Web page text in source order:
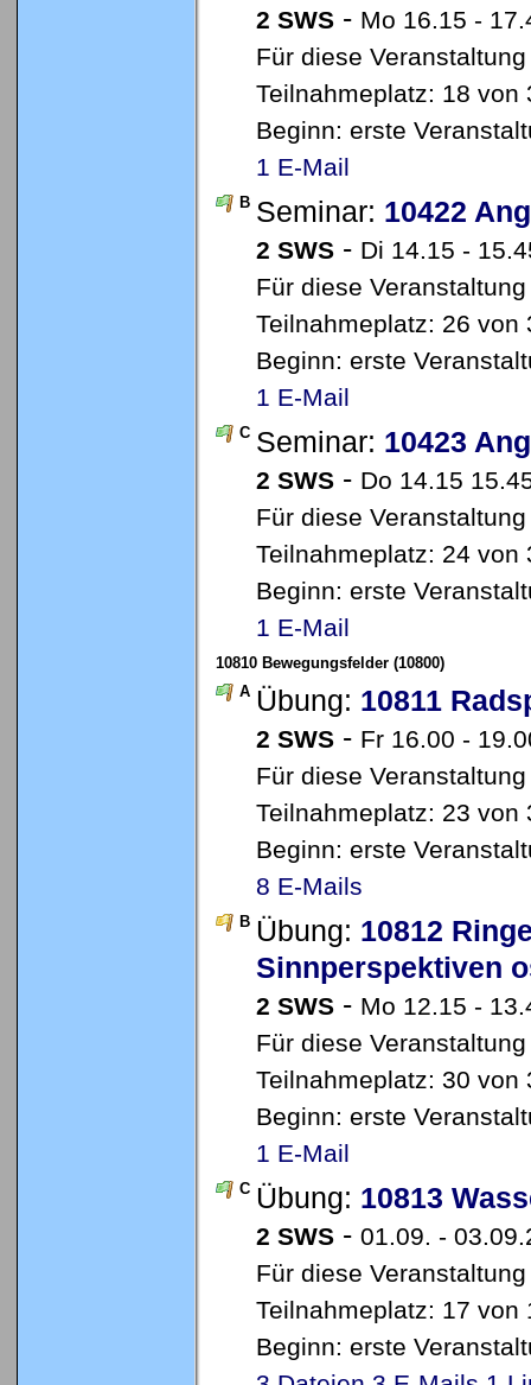
2 SWS - Mo 16.15 -
Für diese
Teilnahmeplatz: 18 von
Beginn: erste
1 E-Mail
B Seminar: 10422
2 SWS - Di 14.15 -
Für diese
Teilnahmeplatz: 26 von
Beginn: erste
1 E-Mail
C Seminar: 10423
2 SWS - Do 14.15
Für diese
Teilnahmeplatz: 24 von
Beginn: erste
1 E-Mail
10810 Bewegungsfelder (10800)
A Übung: 10811
2 SWS - Fr 16.00 -
Für diese
Teilnahmeplatz: 23 von
Beginn: erste
8 E-Mails
B Übung: 10812
Sinnperspektiven
2 SWS - Mo 12.15 -
Für diese
Teilnahmeplatz: 30 von
Beginn: erste
1 E-Mail
C Übung: 10813
2 SWS - 01.09. -
Für diese
Teilnahmeplatz: 17 von
Beginn: erste